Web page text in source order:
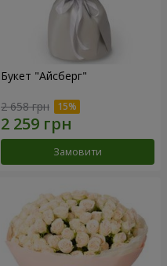
Букет "Айсберг"
2 658 грн
Замовити